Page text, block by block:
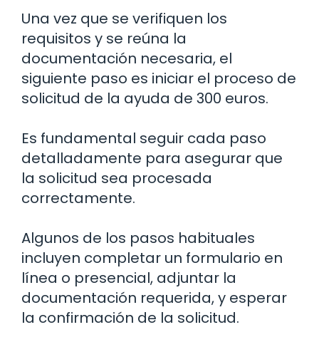
Una vez que se verifiquen los
requisitos y se reúna la
documentación necesaria, el
siguiente paso es iniciar el proceso de
solicitud de la ayuda de 300 euros.
Es fundamental seguir cada paso
detalladamente para asegurar que
la solicitud sea procesada
correctamente.
Algunos de los pasos habituales
incluyen completar un formulario en
línea o presencial, adjuntar la
documentación requerida, y esperar
la confirmación de la solicitud.